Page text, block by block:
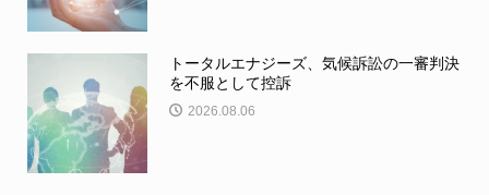
トータルエナジーズ、気候訴訟の一審判決
を不服として控訴
2026.08.06